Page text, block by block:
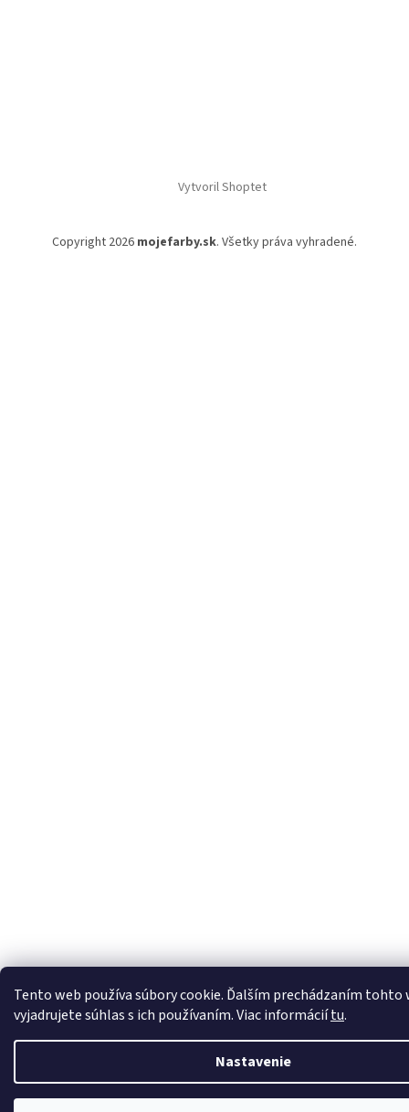
Tento web používa súbory cookie. Ďalším prechádzaním tohto
vyjadrujete súhlas s ich používaním. Viac informáciítu.
Nastavenie
Vytvoril Shoptet
Copyright 2026 mojefarby.sk. Všetky práva vyhradené.